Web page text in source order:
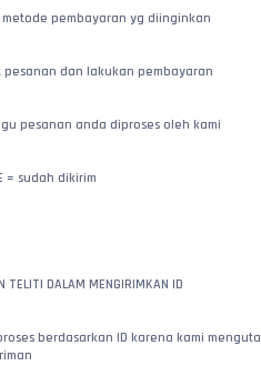
pembayaran yg diinginkan
pesanan dan lakukan pembayaran
pesanan anda diproses oleh kami
= sudah dikirim
TELITI DALAM MENGIRIMKAN ID
berdasarkan ID karena kami